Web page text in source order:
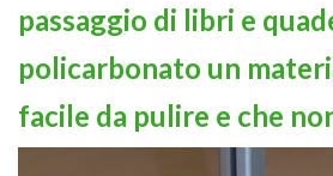
passaggio di libri e
policarbonato un
facile da pulire e che